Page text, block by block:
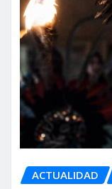
ACTUALIDAD